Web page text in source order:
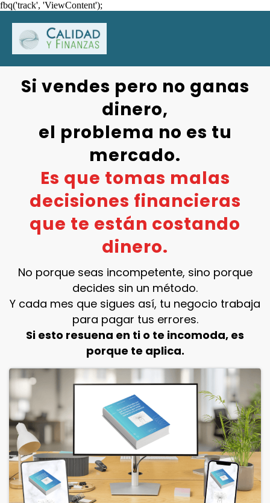
fbq('track', 'ViewContent');
Si vendes pero no ganas
dinero,
el problema no es tu
mercado.
Es que tomas malas
decisiones financieras
que te están costando
dinero.
No porque seas incompetente, sino porque
decides sin un método.
Y cada mes que sigues así, tu negocio trabaja
para pagar tus errores.
Si esto resuena en ti o te incomoda, es
porque te aplica.